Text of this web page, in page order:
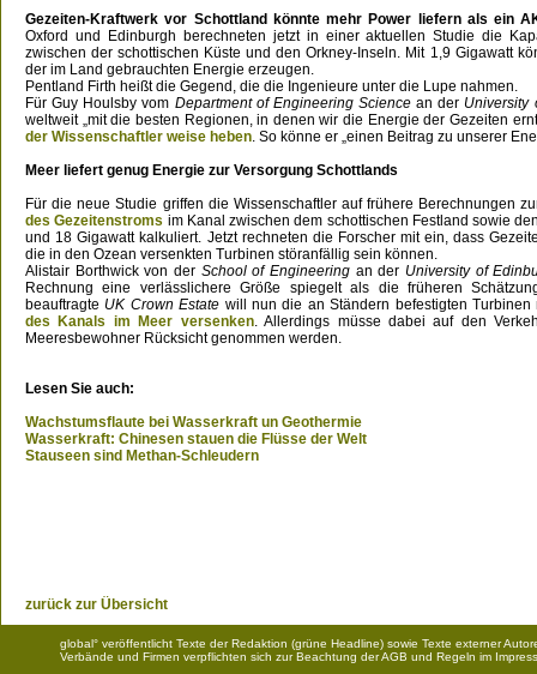
Gezeiten-Kraftwerk vor Schottland könnte mehr Power liefern als ein
Oxford und Edinburgh berechneten jetzt in einer aktuellen Studie die
zwischen der schottischen Küste und den Orkney-Inseln. Mit 1,9 Gigawatt
der im Land gebrauchten Energie erzeugen.
Pentland Firth heißt die Gegend, die die Ingenieure unter die Lupe nahmen.
Für Guy Houlsby vom Department of Engineering Science an der University
weltweit „mit die besten Regionen, in denen wir die Energie der Gezeiten
der Wissenschaftler weise heben. So könne er „einen Beitrag zu unserer
Meer liefert genug Energie zur Versorgung Schottlands
Für die neue Studie griffen die Wissenschaftler auf frühere Berechnungen
des Gezeitenstroms im Kanal zwischen dem schottischen Festland sowie
und 18 Gigawatt kalkuliert. Jetzt rechneten die Forscher mit ein, dass
die in den Ozean versenkten Turbinen störanfällig sein können.
Alistair Borthwick von der School of Engineering an der University of
Rechnung eine verlässlichere Größe spiegelt als die früheren
beauftragte UK Crown Estate will nun die an Ständern befestigten
des Kanals im Meer versenken. Allerdings müsse dabei auf den
Meeresbewohner Rücksicht genommen werden.
Lesen Sie auch:
Wachstumsflaute bei Wasserkraft un Geothermie
Wasserkraft: Chinesen stauen die Flüsse der Welt
Stauseen sind Methan-Schleudern
zurück zur Übersicht
global° veröffentlicht Texte der Redaktion (grüne Headline) sowie Texte externer
Verbände und Firmen verpflichten sich zur Beachtung der AGB und Regeln im